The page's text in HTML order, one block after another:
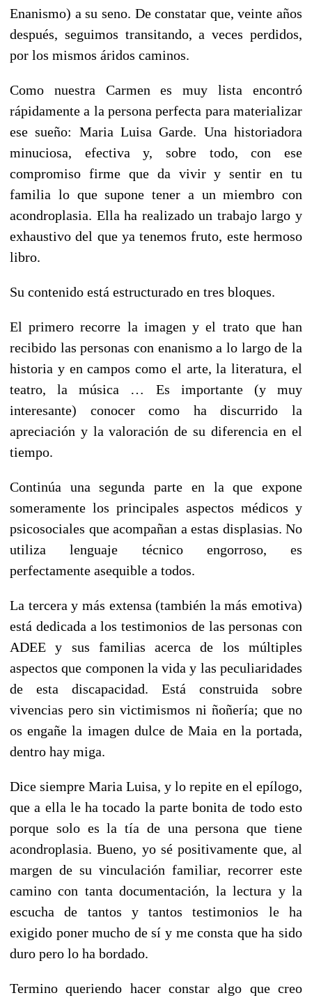
Enanismo) a su seno. De constatar que, veinte años
después, seguimos transitando, a veces perdidos,
por los mismos áridos caminos.
Como nuestra Carmen es muy lista encontró
rápidamente a la persona perfecta para materializar
ese sueño: Maria Luisa Garde. Una historiadora
minuciosa, efectiva y, sobre todo, con ese
compromiso firme que da vivir y sentir en tu
familia lo que supone tener a un miembro con
acondroplasia. Ella ha realizado un trabajo largo y
exhaustivo del que ya tenemos fruto, este hermoso
libro.
Su contenido está estructurado en tres bloques.
El primero recorre la imagen y el trato que han
recibido las personas con enanismo a lo largo de la
historia y en campos como el arte, la literatura, el
teatro, la música … Es importante (y muy
interesante) conocer como ha discurrido la
apreciación y la valoración de su diferencia en el
tiempo.
Continúa una segunda parte en la que expone
someramente los principales aspectos médicos y
psicosociales que acompañan a estas displasias. No
utiliza lenguaje técnico engorroso, es
perfectamente asequible a todos.
La tercera y más extensa (también la más emotiva)
está dedicada a los testimonios de las personas con
ADEE y sus familias acerca de los múltiples
aspectos que componen la vida y las peculiaridades
de esta discapacidad. Está construida sobre
vivencias pero sin victimismos ni ñoñería; que no
os engañe la imagen dulce de Maia en la portada,
dentro hay miga.
Dice siempre Maria Luisa, y lo repite en el epílogo,
que a ella le ha tocado la parte bonita de todo esto
porque solo es la tía de una persona que tiene
acondroplasia. Bueno, yo sé positivamente que, al
margen de su vinculación familiar, recorrer este
camino con tanta documentación, la lectura y la
escucha de tantos y tantos testimonios le ha
exigido poner mucho de sí y me consta que ha sido
duro pero lo ha bordado.
Termino queriendo hacer constar algo que creo